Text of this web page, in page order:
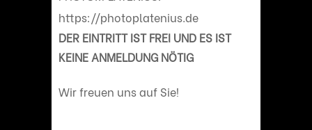
https://photoplatenius.de
DER EINTRITT IST FREI UND ES IST
KEINE ANMELDUNG NÖTIG
Wir freuen uns auf Sie!